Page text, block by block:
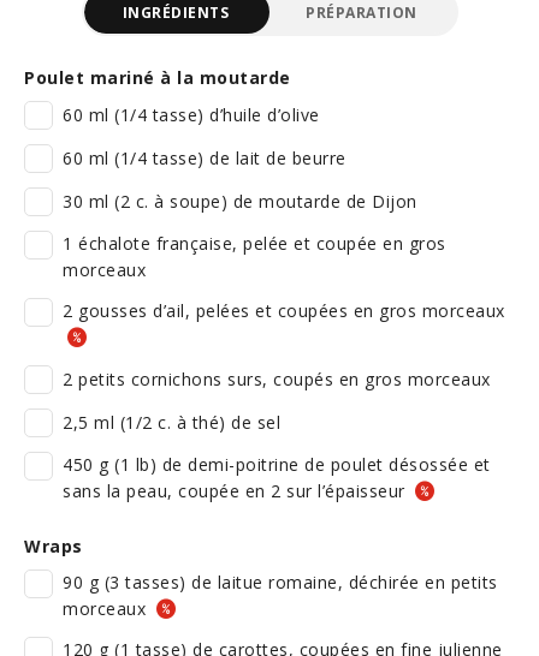
INGRÉDIENTS PRÉPARATION
Poulet mariné à la moutarde
60 ml (1/4 tasse) d’huile d’olive
60 ml (1/4 tasse) de lait de beurre
30 ml (2 c. à soupe) de moutarde de Dijon
1 échalote française, pelée et coupée en gros
morceaux
2 gousses d’ail, pelées et coupées en gros morceaux
2 petits cornichons surs, coupés en gros morceaux
2,5 ml (1/2 c. à thé) de sel
450 g (1 lb) de demi-poitrine de poulet désossée et
sans la peau, coupée en 2 sur l’épaisseur
Wraps
90 g (3 tasses) de laitue romaine, déchirée en petits
morceaux
120 g (1 tasse) de carottes, coupées en fine julienne